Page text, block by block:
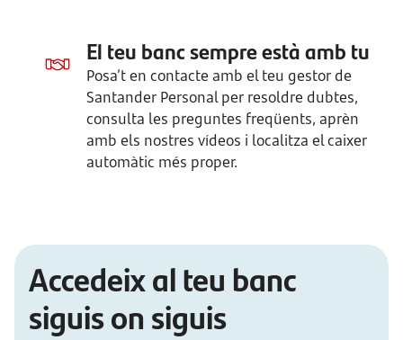
El teu banc sempre està amb tu
Posa’t en contacte amb el teu gestor de
Santander Personal per resoldre dubtes,
consulta les preguntes freqüents, aprèn
amb els nostres vídeos i localitza el caixer
automàtic més proper.
Accedeix al teu banc
siguis on siguis